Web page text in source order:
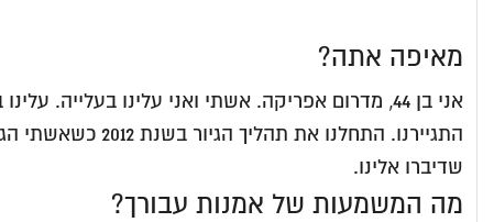
מאיפה אתה?
התגיירנו.
שדיברו אלינו.
מה המשמעות של אמנות עבורך?